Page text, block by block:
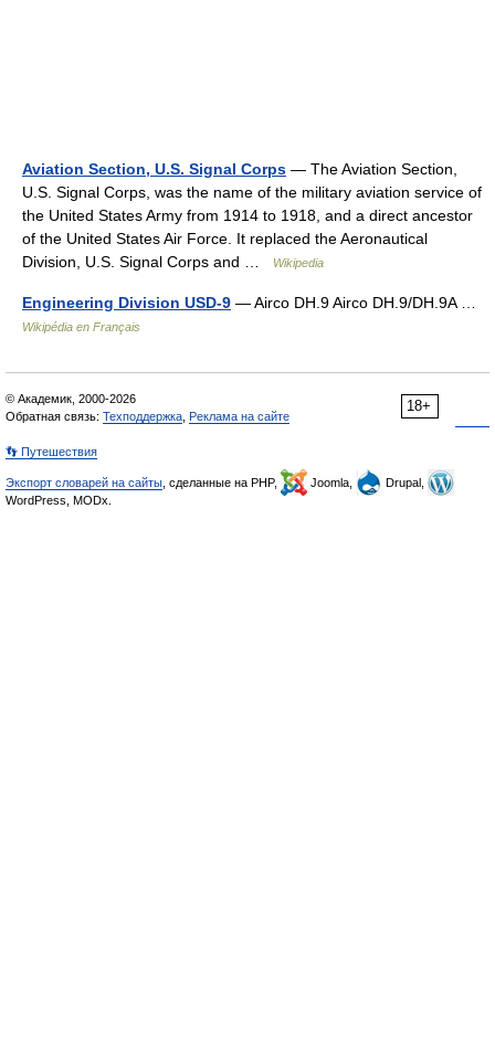
Aviation Section, U.S. Signal Corps — The Aviation Section,
U.S. Signal Corps, was the name of the military aviation service of
the United States Army from 1914 to 1918, and a direct ancestor
of the United States Air Force. It replaced the Aeronautical
Division, U.S. Signal Corps and …
Wikipedia
Engineering Division USD-9 — Airco DH.9 Airco DH.9/DH.9A …
Wikipédia en Français
18+
© Академик, 2000-2026
Обратная связь: Техподдержка Реклама на сайте
👣 Путешествия
Экспорт словарей на сайты , сделанные на PHP, Joomla,
Drupal,
WordPress, MODx.